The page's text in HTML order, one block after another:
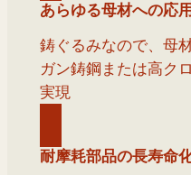
あらゆる母材への応
鋳ぐるみなので、母
ガン鋳鋼または高ク
実現
耐摩耗部品の長寿命